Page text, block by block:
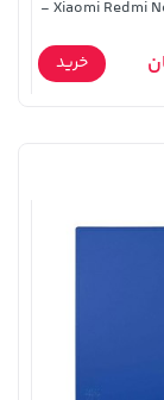
مدل Xiaomi Redmi Note 13 4G -
خرید